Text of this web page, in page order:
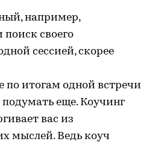
например,
своего
сессией, скорее
по итогам одной встречи
подумать еще. Коучинг
вас из
мыслей. Ведь коуч